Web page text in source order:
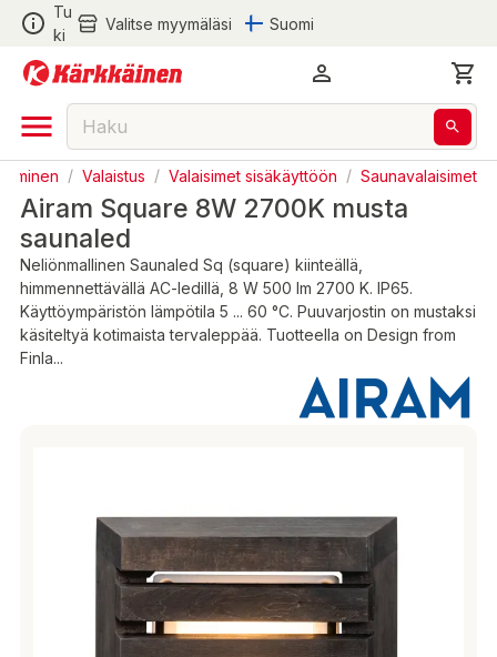
Tu
ki
Valitse myymäläsi Suomi
/ Valaistus / Valaisimet sisäkäyttöön / Saunavalaisimet
Airam Square 8W 2700K musta
saunaled
Neliönmallinen Saunaled Sq (square) kiinteällä,
himmennettävällä AC-ledillä, 8 W 500 lm 2700 K. IP65.
Käyttöympäristön lämpötila 5 ... 60 °C. Puuvarjostin on mustaksi
käsiteltyä kotimaista tervaleppää. Tuotteella on Design from
Finla...